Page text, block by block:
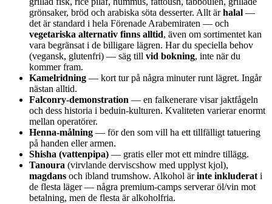
grönsaker, bröd och arabiska söta desserter. Allt ärhalal —
det är standard i hela Förenade Arabemiraten — och
vegetariska alternativ finns alltid, även om sortimentet kan
vara begränsat i de billigare lägren. Har du speciella behov
(vegansk, glutenfri) — säg till vid bokning, inte när du
kommer fram.
Kamelridning — kort tur på några minuter runt lägret. Ingår
nästan alltid.
Falconry-demonstration — en falkenerare visar jaktfågeln
och dess historia i beduin-kulturen. Kvaliteten varierar enormt
mellan operatörer.
Henna-målning — för den som vill ha ett tillfälligt tatuering
på handen eller armen.
Shisha (vattenpipa) — gratis eller mot ett mindre tillägg.
Tanoura (virvlande derviscshow med upplyst kjol),
magdans och ibland trumshow. Alkohol ärinte inkluderat i
de flesta läger — några premium-camps serverar öl/vin mot
betalning, men de flesta är alkoholfria.